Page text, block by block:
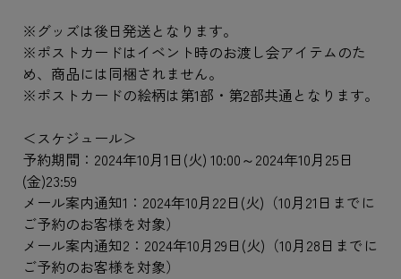
※グッズは後日発送となります。
※ポストカードはイベント時のお渡し会アイテムのた
め、商品には同梱されません。
※ポストカードの絵柄は第1部・第2部共通となります。
＜スケジュール＞
予約期間：2024年10月1日(火) 10:00～2024年10月25日
(金)23:59
メール案内通知1：2024年10月22日(火)（10月21日までに
ご予約のお客様を対象）
メール案内通知2：2024年10月29日(火)（10月28日までに
ご予約のお客様を対象）